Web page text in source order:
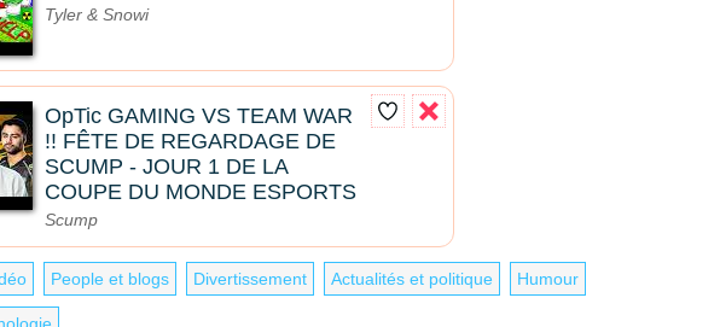
Tyler & Snowi
OpTic GAMING VS TEAM WAR
!! FÊTE DE REGARDAGE DE
SCUMP - JOUR 1 DE LA
COUPE DU MONDE ESPORTS
Scump
People et blogs Divertissement Actualités et politique Humour